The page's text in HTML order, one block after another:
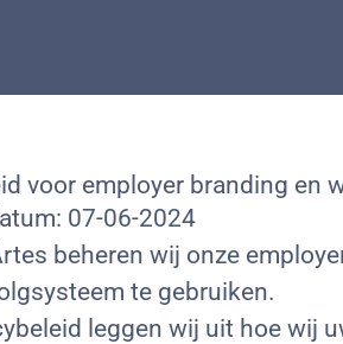
voor employer branding en
07-06-2024
beheren wij onze
te gebruiken.
leggen wij uit hoe wij